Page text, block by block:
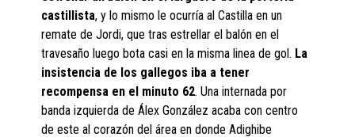
castillista, y lo mismo le ocurría al Castilla en un
remate de Jordi, que tras estrellar el balón en el
travesaño luego bota casi en la misma linea de gol. La
insistencia de los gallegos iba a tener
recompensa en el minuto 62. Una internada por
banda izquierda de Álex González acaba con centro
de este al corazón del área en donde Adighibe